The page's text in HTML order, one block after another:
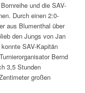
und die SAV-
Durch einen 2:0-
aus Blumenthal über
den Jungs von Jan
SAV-Kapitän
Bernd
3,5 Stunden
großen